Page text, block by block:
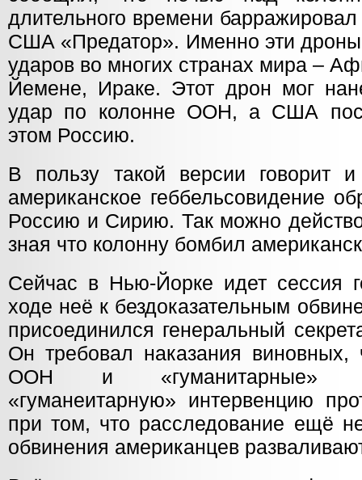
длительного времени
США «Предатор». Именно эти
ударов во многих странах мира –
Йемене, Ираке. Этот дрон мог
удар по колонне ООН, а США
этом Россию.
В пользу такой версии говорит
американское геббельсовидение
Россию и Сирию. Так можно
зная что колонну бомбил
Сейчас в Нью-Йорке идет сессия
ходе неё к бездоказательным
присоединился генеральный
Он требовал наказания виновных,
ООН и «гуманитарные»
«гуманеитарную» интервенцию
при том, что расследование ещё
обвинения американцев